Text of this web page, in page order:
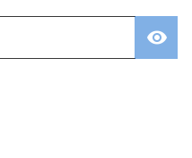
visibility